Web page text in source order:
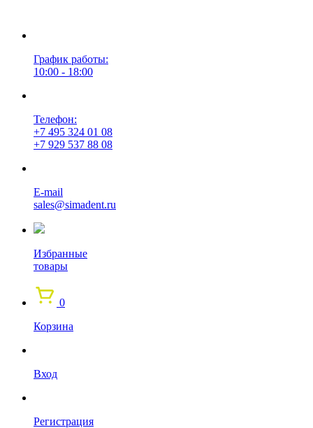
График работы:
10:00 - 18:00
Телефон:
+7 495 324 01 08
+7 929 537 88 08
E-mail
sales@simadent.ru
Избранные
товары
0
Корзина
Вход
Регистрация